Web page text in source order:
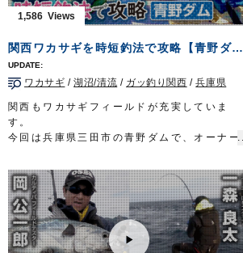
1,586
関西ワカサギを時短釣法で攻略【青野ダム】
ワカサギ /湖沼/清流 / ガッ釣り関西 /兵庫県
関西もワカサギフィールドが充実していま
す。
今回は兵庫県三田市の青野ダムで、オーナー
戦のリポーターのぞみさんに、釣り方を徹底
的にレクチャー。
最初は思うように釣りができずに苦戦したの
ぞみさんでしたが、慣れてくると順調に数を
伸ばすことができるようになりました。
■ロケ協力